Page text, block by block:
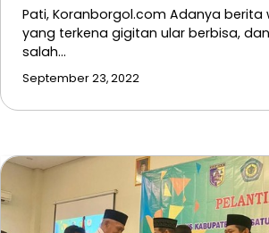
Pati, Koranborgol.com Adanya berita
yang terkena gigitan ular berbisa,
salah…
September 23, 2022